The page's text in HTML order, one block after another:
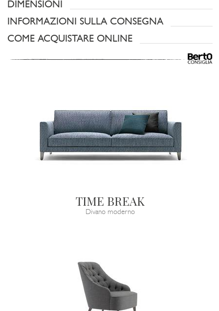
DIMENSIONI
INFORMAZIONI SULLA CONSEGNA
COME ACQUISTARE ONLINE
TIME BREAK
Divano moderno